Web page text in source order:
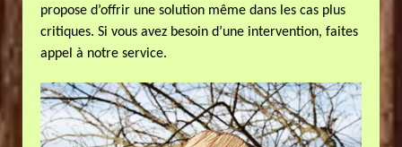
propose d’offrir une solution même dans les cas plus
critiques. Si vous avez besoin d’une intervention, faites
appel à notre service.